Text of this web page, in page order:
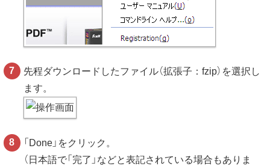
先程ダウンロードしたファイル（拡張子：fzip）を選択し
ます。
「Done」をクリック。
（日本語で「完了」などと表記されている場合もありま